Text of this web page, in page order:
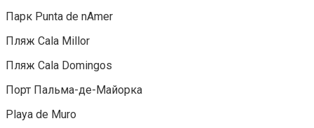
Парк Punta de nAmer
Пляж Cala Millor
Пляж Cala Domingos
Порт Пальма-де-Майорка
Playa de Muro